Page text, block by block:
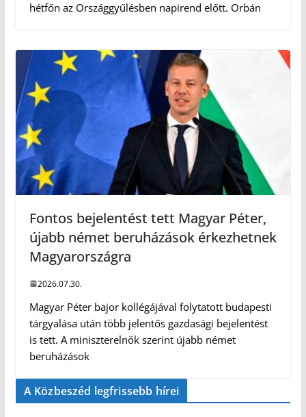
hétfőn az Országgyűlésben napirend előtt. Orbán
Fontos bejelentést tett Magyar Péter,
újabb német beruházások érkezhetnek
Magyarországra
2026.07.30.
Magyar Péter bajor kollégájával folytatott budapesti
tárgyalása után több jelentős gazdasági bejelentést
is tett. A miniszterelnök szerint újabb német
beruházások
A Közbeszéd legfrissebb hírei